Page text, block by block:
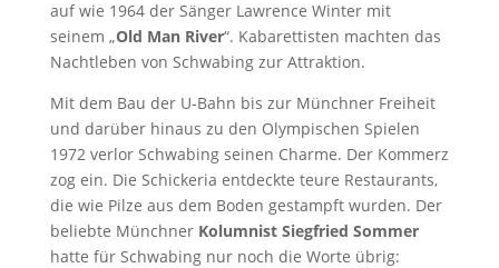
auf wie 1964 der Sänger Lawrence Winter mit
seinem „Old Man River“. Kabarettisten machten das
Nachtleben von Schwabing zur Attraktion.
Mit dem Bau der U-Bahn bis zur Münchner Freiheit
und darüber hinaus zu den Olympischen Spielen
1972 verlor Schwabing seinen Charme. Der Kommerz
zog ein. Die Schickeria entdeckte teure Restaurants,
die wie Pilze aus dem Boden gestampft wurden. Der
beliebte Münchner Kolumnist Siegfried Sommer
hatte für Schwabing nur noch die Worte übrig: